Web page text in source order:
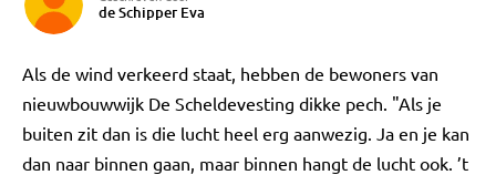
de Schipper Eva
Als de wind verkeerd staat, hebben de bewoners van
nieuwbouwwijk De Scheldevesting dikke pech. "Als je
buiten zit dan is die lucht heel erg aanwezig. Ja en je kan
dan naar binnen gaan, maar binnen hangt de lucht ook. ’t